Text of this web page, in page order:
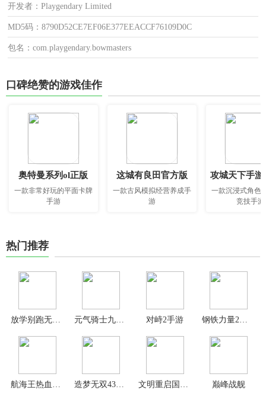
开发者：Playgendary Limited
MD5码：8790D52CE7EF06E377EEACCF76109D0C
包名：com.playgendary.bowmasters
口碑绝赞的游戏佳作
奥特曼系列ol正版
一款非常好玩的平面卡牌
手游
这城有良田官方版
一款古风模拟经营养成手
游
攻城天下手游
一款沉浸式角色
竞技手游
热门推荐
放学别跑无限钻石版 对峙2手游
巅峰战舰